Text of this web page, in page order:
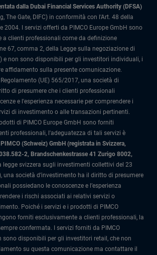
dalla Dubai Financial Services Authority (DFSA)
The Gate, DIFC) in conformità con l'Art. 48 della
2004. I servizi offerti da PIMCO Europe GmbH sono
a clienti professionali come da definizione
67, comma 2, della Legge sulla negoziazione di
e non sono disponibili per gli investitori individuali, i
affidamento sulla presente comunicazione.
(UE) 565/2017, una società di
di presumere che i clienti professionali
e l'esperienza necessarie per comprendere i
di investimento o alle transazioni pertinenti.
di PIMCO Europe GmbH sono forniti
professionali, l'adeguatezza di tali servizi è
PIMCO (Schweiz) GmbH (registrata in Svizzera,
2, Brandschenkestrasse 41 Zurigo 8002,
legge svizzera sugli investimenti collettivi del 23
una società d’investimento ha il diritto di presumere
possiedano le conoscenze e l’esperienza
i rischi associati ai relativi servizi o
Poiché i servizi e i prodotti di PIMCO
forniti esclusivamente a clienti professionali, la
confermata.
I servizi forniti da PIMCO
sono disponibili per gli investitori retail, che non
su questa comunicazione ma contattare il